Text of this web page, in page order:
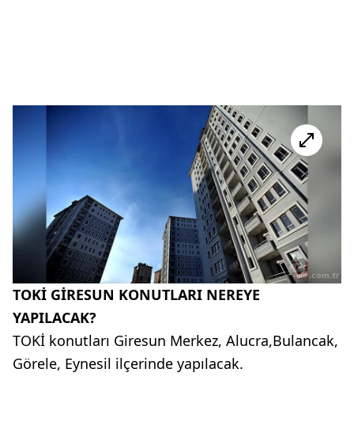
TOKİ GİRESUN KONUTLARI NEREYE
YAPILACAK?
TOKİ konutları Giresun Merkez, Alucra,Bulancak,
Görele, Eynesil ilçerinde yapılacak.